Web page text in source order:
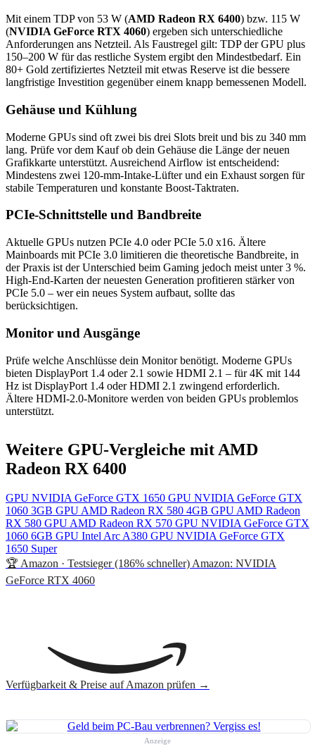
Mit einem TDP von 53 W (AMD Radeon RX 6400) bzw. 115 W
(NVIDIA GeForce RTX 4060) ergeben sich unterschiedliche
Anforderungen ans Netzteil. Als Faustregel gilt: TDP der GPU plus
150–200 W für das restliche System ergibt den Mindestbedarf. Ein
80+ Gold zertifiziertes Netzteil mit etwas Reserve ist die bessere
langfristige Investition gegenüber einem knapp bemessenen Modell.
Gehäuse und Kühlung
Moderne GPUs sind oft zwei bis drei Slots breit und bis zu 340 mm
lang. Prüfe vor dem Kauf ob dein Gehäuse die Länge der neuen
Grafikkarte unterstützt. Ausreichend Airflow ist entscheidend:
Mindestens zwei 120-mm-Intake-Lüfter und ein Exhaust sorgen für
stabile Temperaturen und konstante Boost-Taktraten.
PCIe-Schnittstelle und Bandbreite
Aktuelle GPUs nutzen PCIe 4.0 oder PCIe 5.0 x16. Ältere
Mainboards mit PCIe 3.0 limitieren die theoretische Bandbreite, in
der Praxis ist der Unterschied beim Gaming jedoch meist unter 3 %.
High-End-Karten der neuesten Generation profitieren stärker von
PCIe 5.0 – wer ein neues System aufbaut, sollte das
berücksichtigen.
Monitor und Ausgänge
Prüfe welche Anschlüsse dein Monitor benötigt. Moderne GPUs
bieten DisplayPort 1.4 oder 2.1 sowie HDMI 2.1 – für 4K mit 144
Hz ist DisplayPort 1.4 oder HDMI 2.1 zwingend erforderlich.
Ältere HDMI-2.0-Monitore werden von beiden GPUs problemlos
unterstützt.
Weitere GPU-Vergleiche mit AMD
Radeon RX 6400
GPU NVIDIA GeForce GTX 1650 GPU NVIDIA GeForce GTX
1060 3GB GPUAMD Radeon RX 580 4GB GPUAMD Radeon
RX 580 GPUAMD Radeon RX 570 GPU NVIDIA GeForce GTX
1060 6GB GPU Intel Arc A380 GPU NVIDIA GeForce GTX
1650 Super
🏆 Amazon · Testsieger (186% schneller)Amazon: NVIDIA
GeForce RTX 4060
Verfügbarkeit & Preise auf Amazon prüfen →
Anzeige